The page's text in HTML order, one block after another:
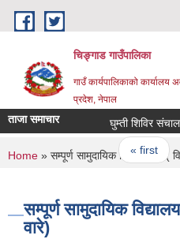
Skip to main content
चिङ्गाड गाउँपालिका
गाउँ कार्यपालिकाको कार्यालय
प्रदेश, नेपाल
ताजा समाचार घुम्ती शिविर संचालन
Pages
« first
You are here
Home » सम्पूर्ण सामुदायिक विद्यालयहरु (
सम्पूर्ण सामुदायिक
वारे)